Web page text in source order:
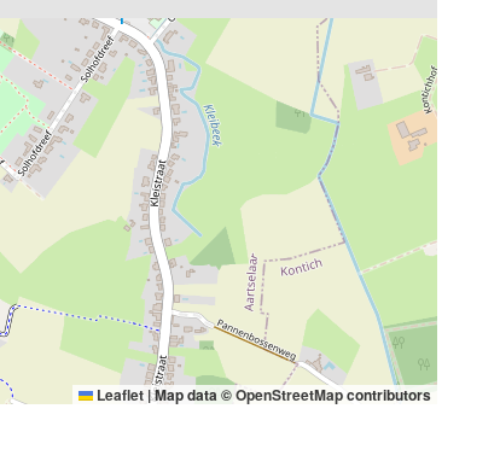
Leaflet |Map data ©OpenStreetMapcontributors